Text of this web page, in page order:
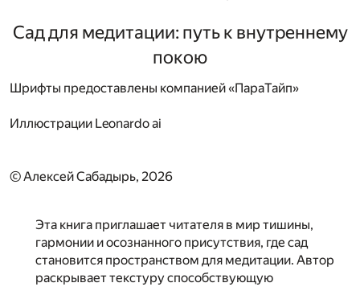
Сад для медитации: путь к внутреннему
покою
Шрифты предоставлены компанией «ПараТайп»
Иллюстрации Leonardo ai
© Алексей Сабадырь, 2026
Эта книга приглашает читателя в мир тишины,
гармонии и осознанного присутствия, где сад
становится пространством для медитации. Автор
раскрывает текстуру способствующую